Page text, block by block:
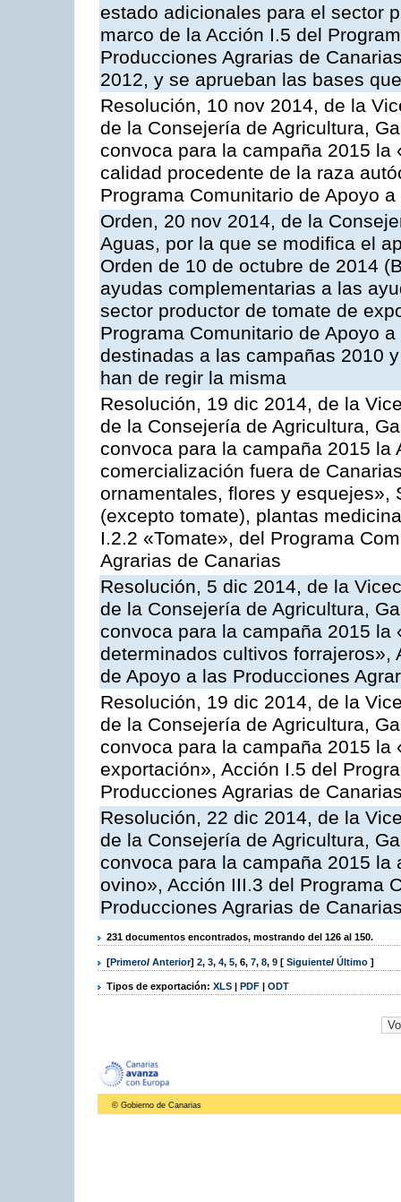
estado adicionales para el sector
marco de la Acción I.5 del
Producciones Agrarias de
2012, y se aprueban las bases
Resolución, 10 nov 2014, de la
de la Consejería de Agricultura,
convoca para la campaña 2015
calidad procedente de la raza
Programa Comunitario de Apoyo
Orden, 20 nov 2014, de la
Aguas, por la que se modifica el
Orden de 10 de octubre de 2014
ayudas complementarias a las
sector productor de tomate de
Programa Comunitario de Apoyo
destinadas a las campañas 2010
han de regir la misma
Resolución, 19 dic 2014, de la
de la Consejería de Agricultura,
convoca para la campaña 2015 la
comercialización fuera de
ornamentales, flores y esquejes»,
(excepto tomate), plantas
I.2.2 «Tomate», del Programa
Agrarias de Canarias
Resolución, 5 dic 2014, de la
de la Consejería de Agricultura,
convoca para la campaña 2015 la
determinados cultivos forrajeros»,
de Apoyo a las Producciones
Resolución, 19 dic 2014, de la
de la Consejería de Agricultura,
convoca para la campaña 2015
exportación», Acción I.5 del
Producciones Agrarias de
Resolución, 22 dic 2014, de la
de la Consejería de Agricultura,
convoca para la campaña 2015
ovino», Acción III.3 del Programa
Producciones Agrarias de
231 documentos encontrados, mostrando del 126 al 150.
[Primero/ Anterior] 2, 3, 4, 5, 6, 7, 8, 9 [ Siguiente/ Último ]
Tipos de exportación: XLS | PDF | ODT
© Gobierno de Canarias